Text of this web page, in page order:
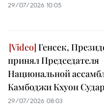
29/07/2026 10:05
Генсек,
принял Председателя
Национальной
Камбоджи Кхуон
29/07/2026 08:03